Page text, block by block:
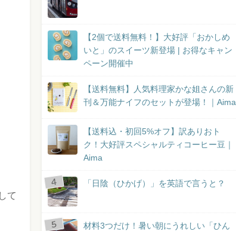
て
【2個で送料無料！】大好評「おかしめ
いと」のスイーツ新登場 | お得なキャン
ペーン開催中
【送料無料】人気料理家かな姐さんの新
刊＆万能ナイフのセットが登場！｜Aima
【送料込・初回5%オフ】訳ありおト
ク！大好評スペシャルティコーヒー豆｜
Aima
「日陰（ひかげ）」を英語で言うと？
材料3つだけ！暑い朝にうれしい「ひん